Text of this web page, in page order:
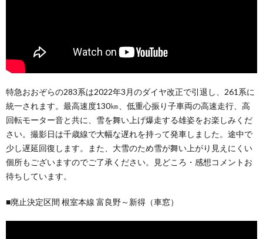
特急おおぞらの283系は2022年3月のダイヤ改正で引退し、261系に
統一されます。最高速度130㎞、低重心振り子車両の高速走行、高
回転モーター音と共に、雪を舞い上げ爆走する雄姿をお楽しみくだ
さい。撮影日は千歳線で大幅な遅れを持って発車しました。途中で
少し遅延回復します。また、大雪のため雪が舞い上がり見えにくい
個所もございますのでご了承ください。見どころ・感想コメントお
待ちしています。
■廃止決定区間 根室本線 富良野～新得（車窓）